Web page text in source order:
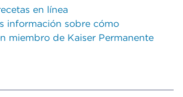
en línea
información sobre cómo
miembro de Kaiser Permanente